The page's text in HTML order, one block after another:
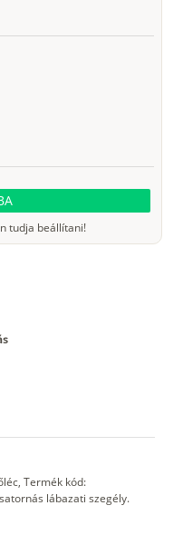
tudja beállítani!
Termék kód:
lábazati szegély.